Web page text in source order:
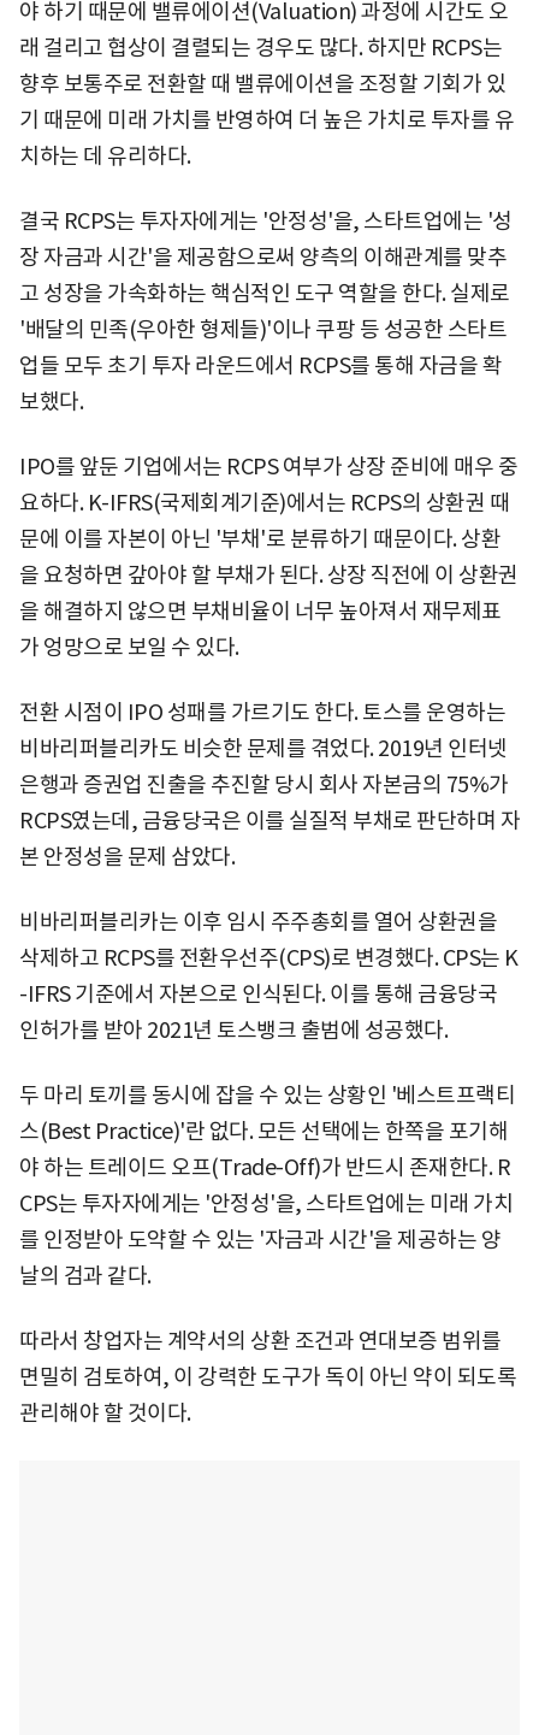
야 하기 때문에 밸류에이션(Valuation) 과정에 시간도 오
래 걸리고 협상이 결렬되는 경우도 많다. 하지만 RCPS는
향후 보통주로 전환할 때 밸류에이션을 조정할 기회가 있
기 때문에 미래 가치를 반영하여 더 높은 가치로 투자를 유
치하는 데 유리하다.
결국 RCPS는 투자자에게는 '안정성'을, 스타트업에는 '성
장 자금과 시간'을 제공함으로써 양측의 이해관계를 맞추
고 성장을 가속화하는 핵심적인 도구 역할을 한다. 실제로
'배달의 민족(우아한 형제들)'이나 쿠팡 등 성공한 스타트
업들 모두 초기 투자 라운드에서 RCPS를 통해 자금을 확
보했다.
IPO를 앞둔 기업에서는 RCPS 여부가 상장 준비에 매우 중
요하다. K-IFRS(국제회계기준)에서는 RCPS의 상환권 때
문에 이를 자본이 아닌 '부채'로 분류하기 때문이다. 상환
을 요청하면 갚아야 할 부채가 된다. 상장 직전에 이 상환권
을 해결하지 않으면 부채비율이 너무 높아져서 재무제표
가 엉망으로 보일 수 있다.
전환 시점이 IPO 성패를 가르기도 한다. 토스를 운영하는
비바리퍼블리카도 비슷한 문제를 겪었다. 2019년 인터넷
은행과 증권업 진출을 추진할 당시 회사 자본금의 75%가
RCPS였는데, 금융당국은 이를 실질적 부채로 판단하며 자
본 안정성을 문제 삼았다.
비바리퍼블리카는 이후 임시 주주총회를 열어 상환권을
삭제하고 RCPS를 전환우선주(CPS)로 변경했다. CPS는 K
-IFRS 기준에서 자본으로 인식된다. 이를 통해 금융당국
인허가를 받아 2021년 토스뱅크 출범에 성공했다.
두 마리 토끼를 동시에 잡을 수 있는 상황인 '베스트프랙티
스(Best Practice)'란 없다. 모든 선택에는 한쪽을 포기해
야 하는 트레이드 오프(Trade-Off)가 반드시 존재한다. R
CPS는 투자자에게는 '안정성'을, 스타트업에는 미래 가치
를 인정받아 도약할 수 있는 '자금과 시간'을 제공하는 양
날의 검과 같다.
따라서 창업자는 계약서의 상환 조건과 연대보증 범위를
면밀히 검토하여, 이 강력한 도구가 독이 아닌 약이 되도록
관리해야 할 것이다.